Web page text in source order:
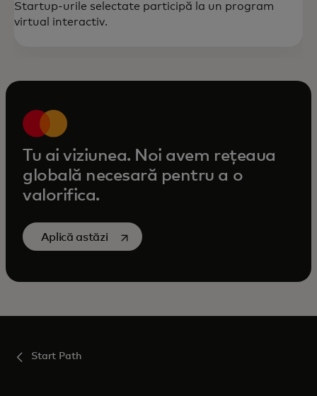
Startup-urile selectate participă la un program
virtual interactiv.
Tu ai viziunea. Noi avem rețeaua
globală necesară pentru a o
valorifica.
Aplică astăzi opens in a new tab
Start Path